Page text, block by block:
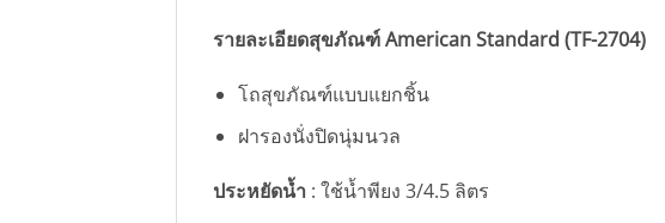
รายละเอียดสุขภัณฑ์ American Standard (TF-2704)
โถสุขภัณฑ์แบบแยกชิ้น
ฝารองนั่งปิดนุ่มนวล
ประหยัดน้ำ : ใช้น้ำพียง 3/4.5 ลิตร